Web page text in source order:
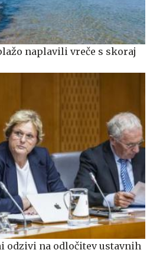
naplavili vreče s skoraj
na odločitev ustavnih